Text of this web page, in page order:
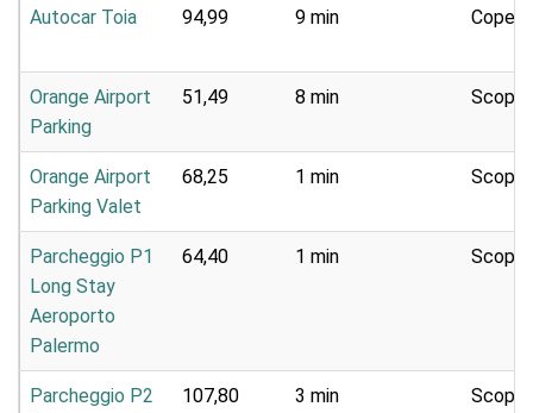
Autocar Toia 94,99 9 min
Orange Airport
Parking
51,49 8 min
Orange Airport
Parking Valet
68,25 1 min
Parcheggio P1
Long Stay
Aeroporto
Palermo
64,40 1 min
Parcheggio P2
107,80 3 min